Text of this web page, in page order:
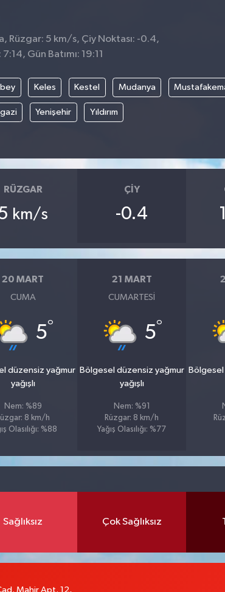
Rüzgar: 5 km/s, Çiy Noktası: -0.4,
Gün Batımı: 19:11
Keles Kestel Mudanya
Yenişehir Yıldırım
RÜZGAR
km/s
ÇIY
-0.4
20 MART
CUMA
5°
düzensiz yağmur
yağışlı
Nem: %89
8 km/h
Olasılığı: %88
21 MART
CUMARTESI
5°
Bölgesel düzensiz yağmur
yağışlı
Nem: %91
Rüzgar: 8 km/h
Yağış Olasılığı: %77
Bölgesel
Sağlıksız Çok Sağlıksız
Mahir Apt. 12,